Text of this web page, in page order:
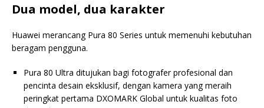
Dua model, dua karakter
Huawei merancang Pura 80 Series untuk memenuhi kebutuhan
beragam pengguna.
Pura 80 Ultra ditujukan bagi fotografer profesional dan
pencinta desain eksklusif, dengan kamera yang meraih
peringkat pertama DXOMARK Global untuk kualitas foto